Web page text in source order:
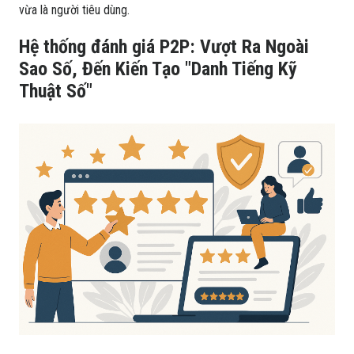
vừa là người tiêu dùng.
Hệ thống đánh giá P2P: Vượt Ra Ngoài
Sao Số, Đến Kiến Tạo "Danh Tiếng Kỹ
Thuật Số"